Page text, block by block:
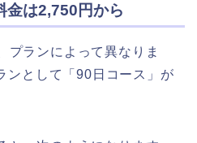
金は2,750円から
プランによって異なりま
ンとして「90日コース」が